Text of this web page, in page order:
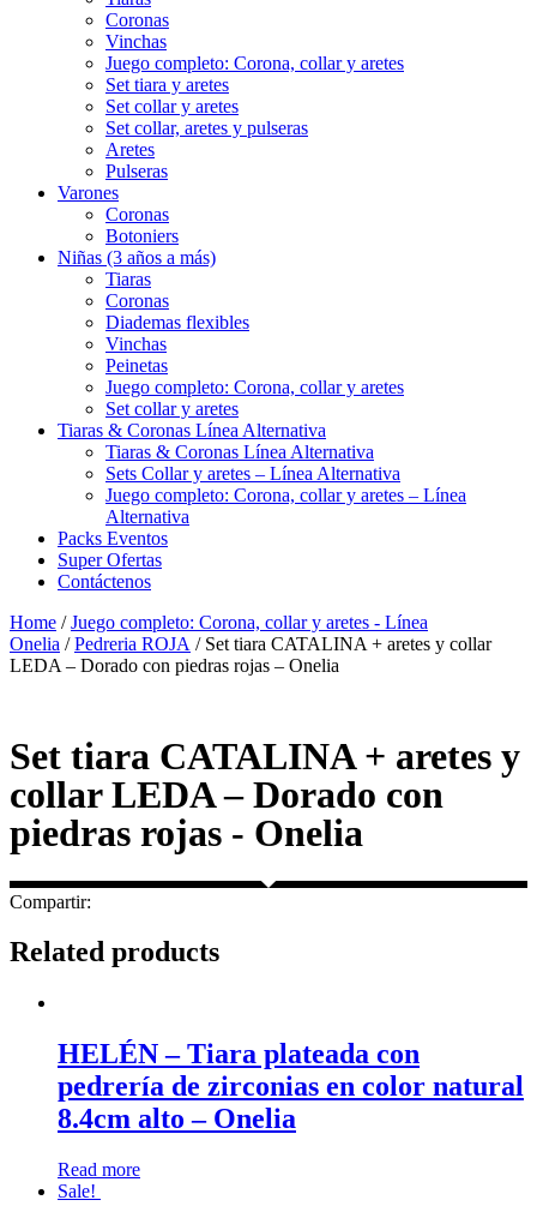
Coronas
Vinchas
Juego completo: Corona, collar y aretes
Set tiara y aretes
Set collar y aretes
Set collar, aretes y pulseras
Aretes
Pulseras
Varones
Coronas
Botoniers
Niñas (3 años a más)
Tiaras
Coronas
Diademas flexibles
Vinchas
Peinetas
Juego completo: Corona, collar y aretes
Set collar y aretes
Tiaras & Coronas Línea Alternativa
Tiaras & Coronas Línea Alternativa
Sets Collar y aretes – Línea Alternativa
Juego completo: Corona, collar y aretes – Línea
Alternativa
Packs Eventos
Super Ofertas
Contáctenos
Home /Juego completo: Corona, collar y aretes - Línea
Onelia /Pedreria ROJA / Set tiara CATALINA + aretes y collar
LEDA – Dorado con piedras rojas – Onelia
Set tiara CATALINA + aretes y
collar LEDA – Dorado con
piedras rojas - Onelia
Compartir:
Related products
HELÉN – Tiara plateada con
pedrería de zirconias en color natural
8.4cm alto – Onelia
Read more
Sale!